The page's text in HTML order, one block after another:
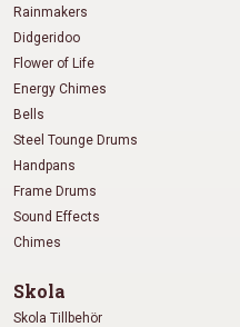
Rainmakers
Didgeridoo
Flower of Life
Energy Chimes
Bells
Steel Tounge Drums
Handpans
Frame Drums
Sound Effects
Chimes
Skola
Skola Tillbehör